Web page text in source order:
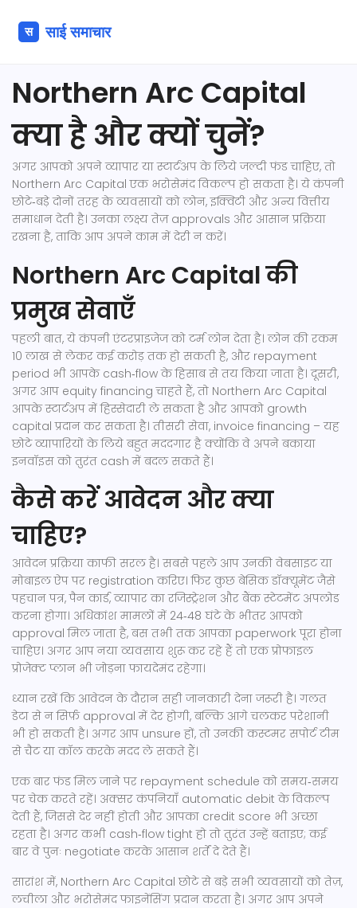
Northern Arc Capital
क्या है और क्यों चुनें?
अगर आपको अपने व्यापार या स्टार्टअप के लिये जल्दी फंड चाहिए, तो
Northern Arc Capital एक भरोसेमंद विकल्प हो सकता है। ये कंपनी
छोटे‑बड़े दोनों तरह के व्यवसायों को लोन, इक्विटी और अन्य वित्तीय
समाधान देती है। उनका लक्ष्य तेज़ approvals और आसान प्रक्रिया
रखना है, ताकि आप अपने काम में देरी न करें।
Northern Arc Capital की
प्रमुख सेवाएँ
पहली बात, ये कंपनी एंटरप्राइजेज को टर्म लोन देता है। लोन की रकम
10 लाख से लेकर कई करोड़ तक हो सकती है, और repayment
period भी आपके cash‑flow के हिसाब से तय किया जाता है। दूसरी,
अगर आप equity financing चाहते हैं, तो Northern Arc Capital
आपके स्टार्टअप में हिस्सेदारी ले सकता है और आपको growth
capital प्रदान कर सकता है। तीसरी सेवा, invoice financing – यह
छोटे व्यापारियों के लिये बहुत मददगार है क्योंकि वे अपने बकाया
इनवॉइस को तुरंत cash में बदल सकते हैं।
कैसे करें आवेदन और क्या
चाहिए?
आवेदन प्रक्रिया काफी सरल है। सबसे पहले आप उनकी वेबसाइट या
मोबाइल ऐप पर registration करिए। फिर कुछ बेसिक डॉक्यूमेंट जैसे
पहचान पत्र, पैन कार्ड, व्यापार का रजिस्ट्रेशन और बैंक स्टेटमेंट अपलोड
करना होगा। अधिकांश मामलों में 24‑48 घंटे के भीतर आपको
approval मिल जाता है, बस तभी तक आपका paperwork पूरा होना
चाहिए। अगर आप नया व्यवसाय शुरू कर रहे हैं तो एक प्रोफाइल
प्रोजेक्ट प्लान भी जोड़ना फायदेमंद रहेगा।
ध्यान रखें कि आवेदन के दौरान सही जानकारी देना जरूरी है। गलत
डेटा से न सिर्फ़ approval में देर होगी, बल्कि आगे चलकर परेशानी
भी हो सकती है। अगर आप unsure हों, तो उनकी कस्टमर सपोर्ट टीम
से चैट या कॉल करके मदद ले सकते हैं।
एक बार फंड मिल जाने पर repayment schedule को समय‑समय
पर चेक करते रहें। अक्सर कंपनियाँ automatic debit के विकल्प
देती हैं, जिससे देर नहीं होती और आपका credit score भी अच्छा
रहता है। अगर कभी cash‑flow tight हो तो तुरंत उन्हें बताइए; कई
बार वे पुनः negotiate करके आसान शर्तें दे देते हैं।
सारांश में, Northern Arc Capital छोटे से बड़े सभी व्यवसायों को तेज़,
लचीला और भरोसेमंद फाइनेंसिंग प्रदान करता है। अगर आप अपने